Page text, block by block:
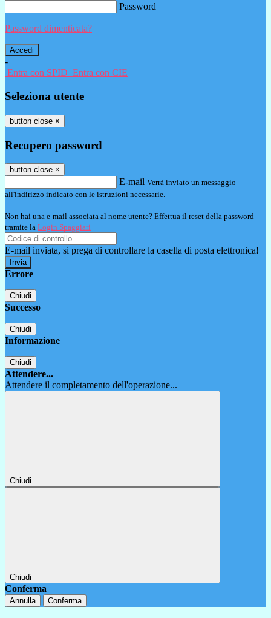
Password
Password dimenticata?
-
Entra con SPID Entra con CIE
Seleziona utente
button close ×
Recupero password
button close ×
E-mail Verrà inviato un messaggio
all'indirizzo indicato con le istruzioni necessarie.
Non hai una e-mail associata al nome utente? Effettua il reset della password
tramite la Login Spaggiari
E-mail inviata, si prega di controllare la casella di posta elettronica!
Errore
Chiudi
Successo
Chiudi
Informazione
Chiudi
Attendere...
Attendere il completamento dell'operazione...
Chiudi
Chiudi
Conferma
Annulla Conferma